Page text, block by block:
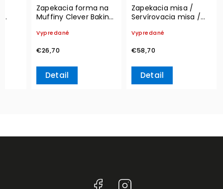
Zapekacia forma na
Muffiny Clever Baking,
Boch
Vypredané
€26,70
Detail
Zapekacia misa /
Servírovacia misa /
French Garden
– Villeroy & Boch
Vypredané
€58,70
Detail
Facebook